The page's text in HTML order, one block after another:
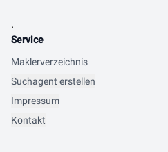
.
Service
Maklerverzeichnis
Suchagent erstellen
Impressum
Kontakt